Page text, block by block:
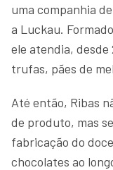
uma companhia
a Luckau.
ele atendia, desde
trufas, pães de
Até então, Ribas
de produto, mas
fabricação do
chocolates ao